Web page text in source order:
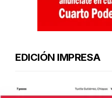
EDICIÓN IMPRESA